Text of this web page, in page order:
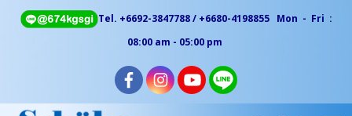
Tel. +6692-3847788 / +6680-4198855 Mon - Fri :
08:00 am - 05:00 pm